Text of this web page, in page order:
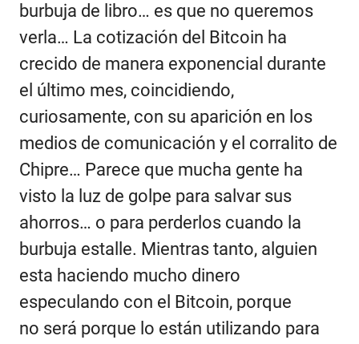
burbuja de libro… es que no queremos
verla… La cotización del Bitcoin ha
crecido de manera exponencial durante
el último mes, coincidiendo,
curiosamente, con su aparición en los
medios de comunicación y el corralito de
Chipre… Parece que mucha gente ha
visto la luz de golpe para salvar sus
ahorros… o para perderlos cuando la
burbuja estalle. Mientras tanto, alguien
esta haciendo mucho dinero
especulando con el Bitcoin, porque
no será porque lo están utilizando para